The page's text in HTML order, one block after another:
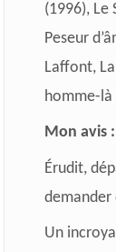
(1996), Le
Peseur
Laffont,
homme-là
Mon avis :
Érudit,
demander
Un